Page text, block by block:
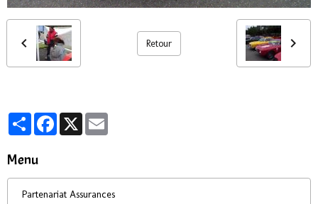
Retour
PartagerFacebook
X
Menu
Partenariat Assurances